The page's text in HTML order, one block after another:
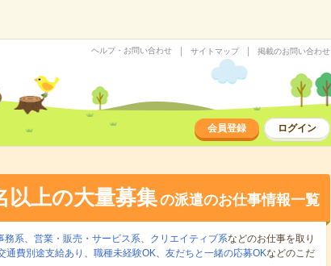
ヘルプ・お問い合わせ サイトマップ 掲載のお問い合わせ
会員登録 ログイン
以上の大量募集の派遣のお仕事情報一覧
務系、 営業・販売・サービス系、 クリエイティブ系などのお仕事を取り
通費別途支給あり 、 職種未経験OK、 友だちと一緒の応募OKなどのこだ